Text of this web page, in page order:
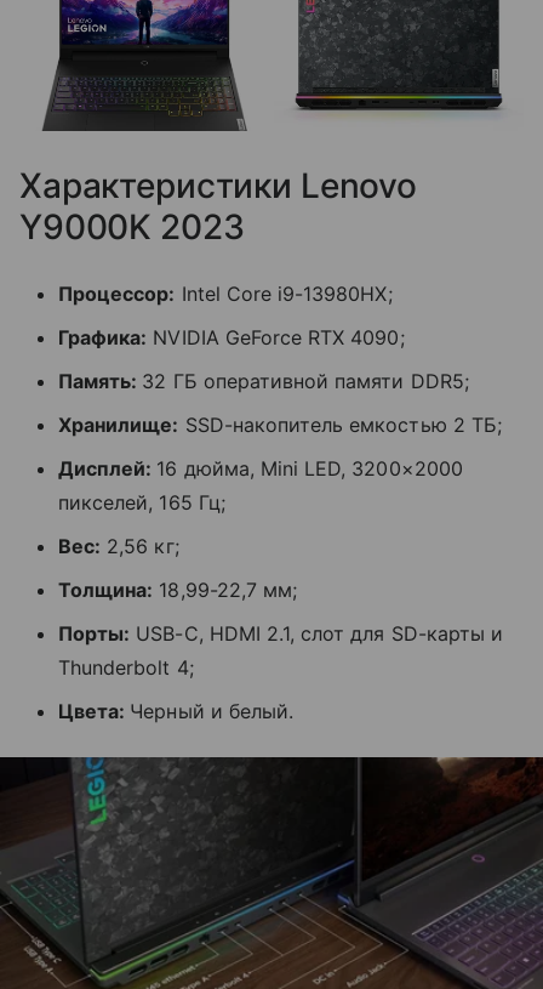
Характеристики Lenovo
Y9000K 2023
Процессор: Intel Core i9-13980HX;
Графика: NVIDIA GeForce RTX 4090;
Память: 32 ГБ оперативной памяти DDR5;
Хранилище: SSD-накопитель емкостью 2 ТБ;
Дисплей: 16 дюйма, Mini LED, 3200×2000
пикселей, 165 Гц;
Вес: 2,56 кг;
Толщина: 18,99-22,7 мм;
Порты: USB-C, HDMI 2.1, слот для SD-карты и
Thunderbolt 4;
Цвета: Черный и белый.